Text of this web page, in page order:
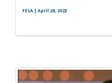
FESA | April 28, 2023